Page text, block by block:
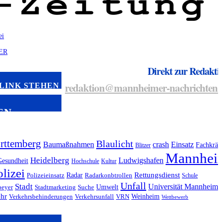
Direkt zur
redaktion@mannheimer-
STEHEN
Baumaßnahmen Blaulicht Blitzer crash Einsatz
Heidelberg Hochschule Kultur Ludwigshafen
Polizeieinsatz Radar Radarkonbtrollen Rettungsdienst Schule
Stadt Stadtmarketing Suche Umwelt Unfall Universität Mannheim
Verkehrsbehinderungen Verkehrsunfall VRN Weinheim Wettbewerb